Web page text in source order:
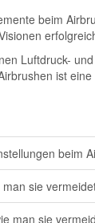
beim
Luftdruck-
ist
beim
sie
man sie